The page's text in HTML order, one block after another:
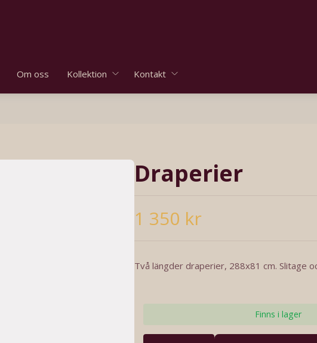
Om oss Kollektion Kontakt
Draperier
1 350 kr
Två längder draperier, 288x81 cm. Slitage
Finns i lager